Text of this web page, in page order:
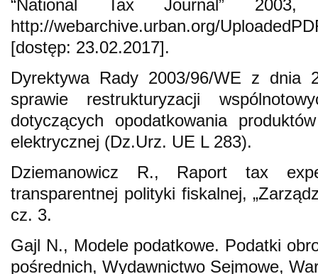
“National Tax Journal”
http://webarchive.urban.org/
[dostęp: 23.02.2017].
Dyrektywa Rady 2003/96/WE z dnia
sprawie restrukturyzacji
dotyczących opodatkowania
elektrycznej (Dz.Urz. UE L 283).
Dziemanowicz R., Raport tax
transparentnej polityki fiskalnej,
cz. 3.
Gajl N., Modele podatkowe. Podatki
pośrednich, Wydawnictwo Sejmowe,